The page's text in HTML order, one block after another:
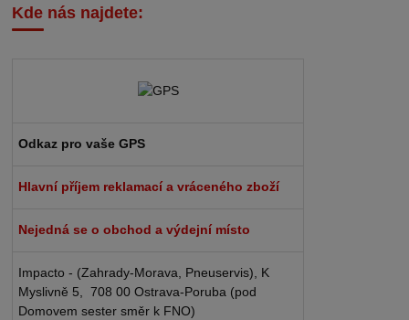
Kde nás najdete:
Odkaz pro vaše GPS
Hlavní příjem reklamací a vráceného zboží
Nejedná se o obchod a výdejní místo
Impacto - (Zahrady-Morava, Pneuservis), K
Myslivně 5, 708 00 Ostrava-Poruba (pod
Domovem sester směr k FNO)